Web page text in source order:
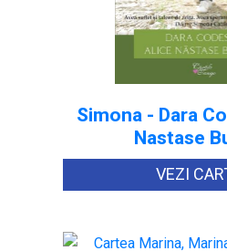
Simona - Dara
Nastase
VEZI